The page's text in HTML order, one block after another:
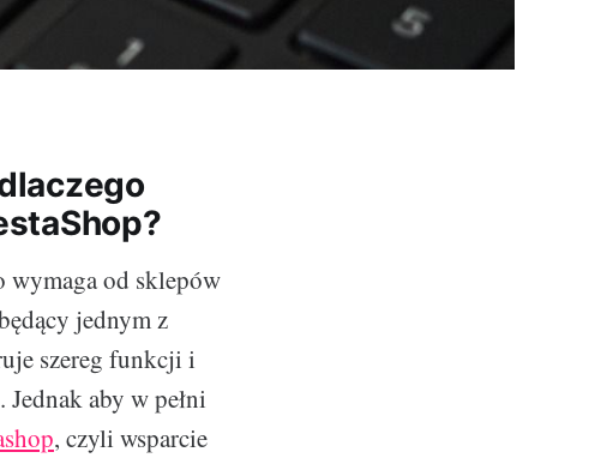
wymaga od sklepów
jednym z
szereg funkcji i
aby w pełni
, czyli wsparcie